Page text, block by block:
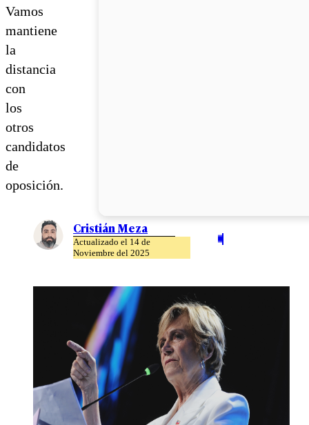
Vamos
mantiene
la
distancia
con
los
otros
candidatos
de
oposición.
Cristián Meza
Actualizado el 14 de
Noviembre del 2025